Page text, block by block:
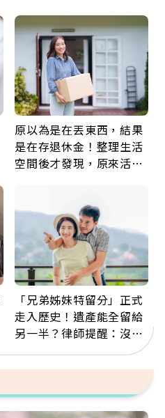
原以為是在丟東西，結果
是在存退休金！整理生活
空間後才發現，原來活得
「兄弟姊妹特留分」正式
走入歷史！遺產能全留給
另一半？律師提醒：沒做